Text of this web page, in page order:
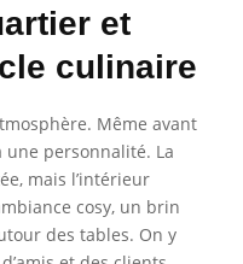
et
culinaire
Même avant
une personnalité. La
mais l’intérieur
cosy, un brin
des tables. On y